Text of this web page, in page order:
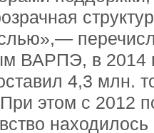
ВАРПЭ, в 2014
4,3 млн.
этом с 2012